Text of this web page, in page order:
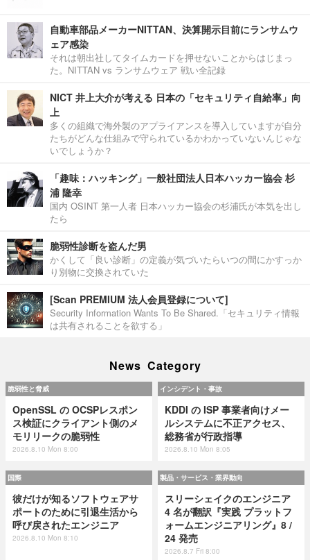
自動車部品メーカーNITTAN、決算開示目前にランサムウ
ェア感染
それは朝出社してタイムカードを押せないことからはじまっ
た。NITTAN vs ランサムウェア 戦い全記録
NICT 井上大介が考える 日本の「セキュリティ自給率」向
上
多くの組織で海外製のアプライアンスを導入していますが自分
たちがどんな仕組みで守られているかわかっていないんじゃな
いでしょうか？
「趣味：ハッキング」一般社団法人日本ハッカー協会 杉
浦 隆幸
国内 OSINT 第一人者 日本ハッカー協会の杉浦氏が本気を出し
たら
脆弱性診断を盗んだ男
かくして「良い診断」の定義が気づいたらいつの間にかすっか
り別物に交換されていた
[Scan PREMIUM 法人会員登録について]
Security Information Wants To Be Shared.「セキュリティ情報
は共有されることを欲する」
News Category
脆弱性と脅威
OpenSSL の OCSPレスポン
ス検証にクライアント側のメ
モリリークの脆弱性
2026.8.10 Mon 8:00
インシデント・事故
KDDI の ISP 事業者向けメー
ルシステムに不正アクセス、
総務省が行政指導
2026.8.10 Mon 8:05
国際
彼だけが知るソフトウェアサ
ポートのために引退生活から
呼び戻されたエンジニア
2026.8.10 Mon 8:10
製品・サービス・業界動向
スリーシェイクのエンジニア
4 名が翻訳『実践 プラットフ
ォームエンジニアリング』8 /
24 発売
2026.8.7 Fri 8:00